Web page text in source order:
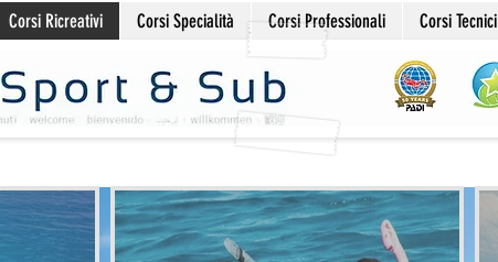
Corsi Ricreativi Corsi Specialità Corsi Professionali Corsi Tecnici